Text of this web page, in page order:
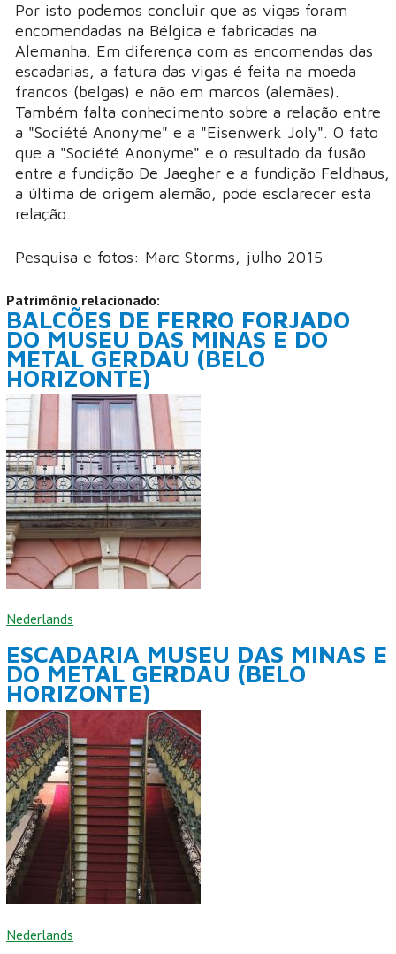
Por isto podemos concluir que as vigas foram
encomendadas na Bélgica e fabricadas na
Alemanha. Em diferença com as encomendas das
escadarias, a fatura das vigas é feita na moeda
francos (belgas) e não em marcos (alemães).
Também falta conhecimento sobre a relação entre
a "Société Anonyme" e a "Eisenwerk Joly". O fato
que a "Société Anonyme" e o resultado da fusão
entre a fundição De Jaegher e a fundição Feldhaus,
a última de origem alemão, pode esclarecer esta
relação.
Pesquisa e fotos: Marc Storms, julho 2015
Patrimônio relacionado:
BALCÕES DE FERRO FORJADO
DO MUSEU DAS MINAS E DO
METAL GERDAU (BELO
HORIZONTE)
Nederlands
ESCADARIA MUSEU DAS MINAS E
DO METAL GERDAU (BELO
HORIZONTE)
Nederlands